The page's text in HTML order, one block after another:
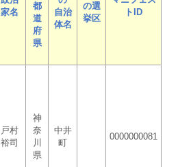
家名
都
道
府
県
自治
体名
の選
挙区
トID
戸村
裕司
神
奈
川
県
中井
町
0000000081